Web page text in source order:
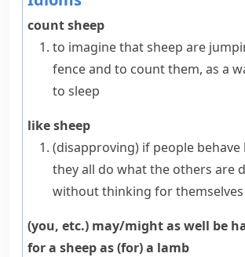
count sheep
to imagine that sheep are
fence and to count them, as a
to sleep
like sheep
(disapproving) if people behave
they all do what the others are
without thinking for themselves
(you, etc.) may/might as well be
for a sheep as (for) a lamb